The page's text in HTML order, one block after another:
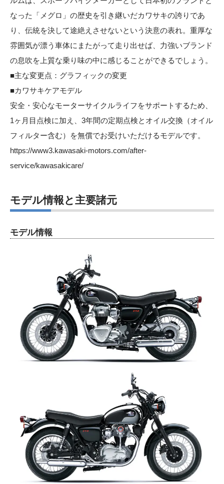
なった「メグロ」の歴史を引き継いだカワサキの誇りであ
り、伝統を決して途絶えさせないという決意の表れ。重厚な
雰囲気が漂う車体にまたがって走り出せば、力強いブランド
の息吹を上質な乗り味の中に感じることができるでしょう。
■主な変更点：グラフィックの変更
■カワサキケアモデル
安全・安心なモーターサイクルライフをサポートするため、
1ヶ月目点検に加え、3年間の定期点検とオイル交換（オイル
フィルター含む）を無償でお受けいただけるモデルです。
https://www3.kawasaki-motors.com/after-
service/kawasakicare/
モデル情報と主要諸元
モデル情報